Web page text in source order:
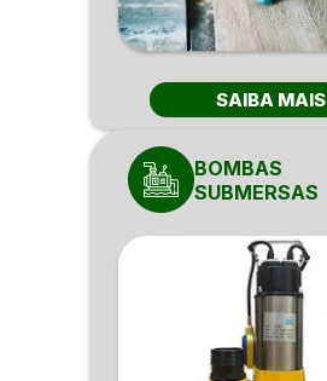
SAIBA MAIS
BOMBAS
SUBMERSAS